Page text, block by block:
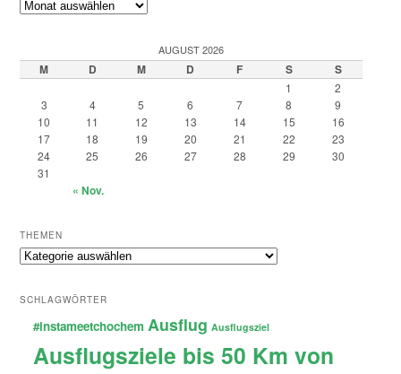
Archiv
AUGUST 2026
M D M D F S S
1
2
3
4 5 6 7 8
9
10
11 12 13 14 15
16
17
18 19 20 21 22
23
24
25 26 27 28 29
30
31
« Nov.
THEMEN
Themen
SCHLAGWÖRTER
#instameetchochem Ausflug Ausflugsziel
Ausflugsziele bis 50 Km von